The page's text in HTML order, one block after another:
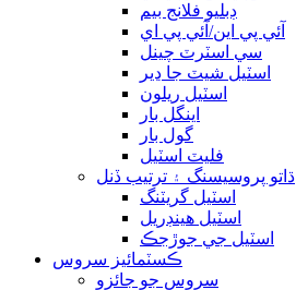
ڊبليو فلانج بيم
آئي پي اين/آئي پي اي
سي اسٽرٽ چينل
اسٽيل شيٽ جا ڍير
اسٽيل ريلون
اينگل بار
گول بار
فليٽ اسٽيل
ڌاتو پروسيسنگ ۽ ترتيب ڏنل
اسٽيل گريٽنگ
اسٽيل هينڊريل
اسٽيل جي جوڙجڪ
ڪسٽمائيز سروس
سروس جو جائزو